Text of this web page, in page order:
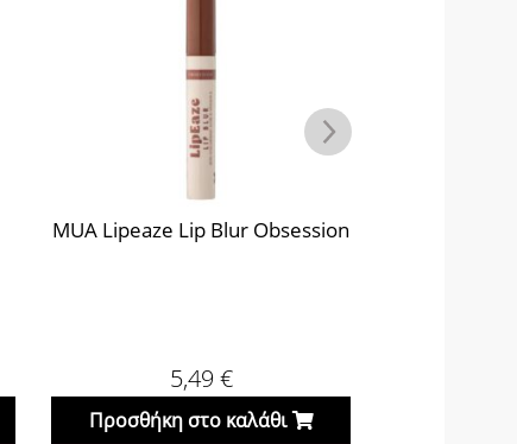
MUA Lipeaze Lip Blur Obsession
5,49 €
Προσθήκη στο καλάθι